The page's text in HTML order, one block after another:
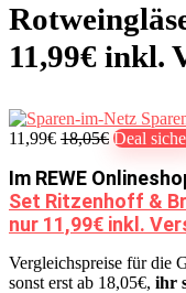
11,99€ inkl.
11,99€ 18,05€ Deal
Im REWE
Set Ritzenhoff &
nur 11,99€ inkl.
Vergleichspreise für die
sonst erst ab 18,05€, ihr